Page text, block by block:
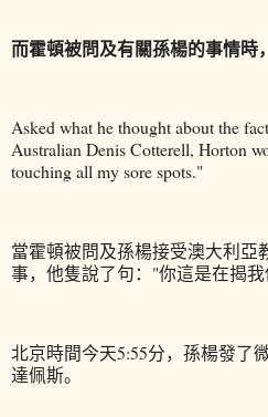
而霍頓被問及有關孫楊的事情
Asked what he thought about the
Australian Denis Cotterell, Horton
touching all my sore spots."
當霍頓被問及孫楊接受澳大利亞
事，他隻說了句："你這是在揭
北京時間今天5:55分，孫楊發了
達佩斯。